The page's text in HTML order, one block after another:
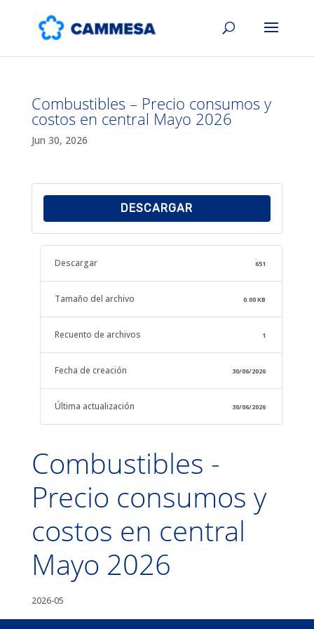
Combustibles – Precio consumos y
costos en central Mayo 2026
Jun 30, 2026
DESCARGAR
Descargar 651
Tamaño del archivo 0.00 KB
Recuento de archivos 1
Fecha de creación 30/06/2026
Última actualización 30/06/2026
Combustibles -
Precio consumos y
costos en central
Mayo 2026
2026-05